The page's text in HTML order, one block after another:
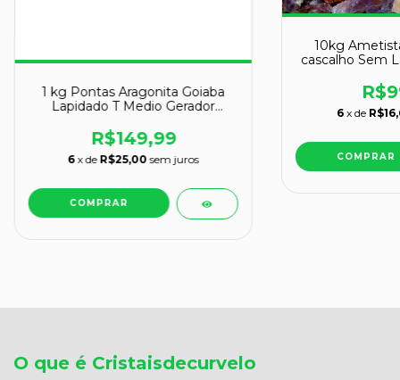
1 kg Pontas Aragonita Goiaba
Lapidado T Medio Gerador
R$149,99
6 x de R$25,00 sem juros
10kg
cascalho Sem
6 x de
O que é Cristaisdecurvelo